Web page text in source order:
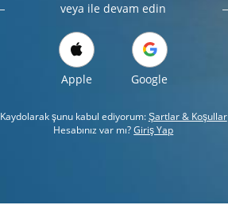
veya ile devam edin
Apple Google
Kaydolarak şunu kabul ediyorum:Şartlar & Koşullar
Hesabınız var mı?Giriş Yap